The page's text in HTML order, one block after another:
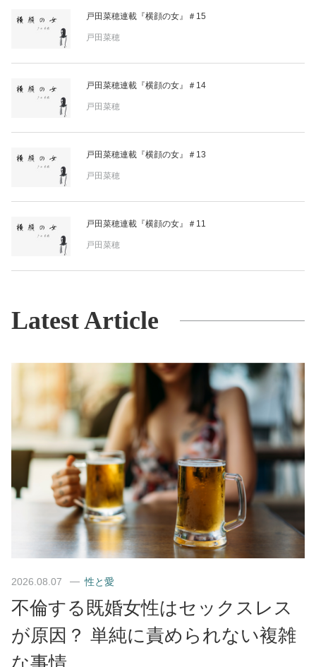
戸田菜穂連載『横顔の女』＃15
戸田菜穂
戸田菜穂連載『横顔の女』＃14
戸田菜穂
戸田菜穂連載『横顔の女』＃13
戸田菜穂
戸田菜穂連載『横顔の女』＃11
戸田菜穂
Latest Article
2026.08.07 性と愛
不倫する既婚女性はセックスレス
が原因？ 単純に責められない複雑